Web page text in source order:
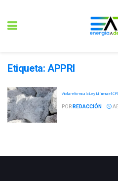
Etiqueta: APPRI
Viola reforma a la Ley Minera el
POR REDACCIÓN